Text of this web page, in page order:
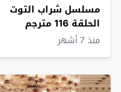
مسلسل شراب التوت
الحلقة 116 مترجم
منذ 7 أشهر